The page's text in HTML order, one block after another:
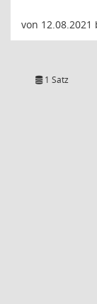
von 12.08.2021
1 Satz